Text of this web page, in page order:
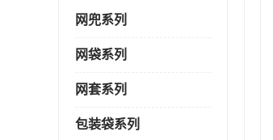
网兜系列
网袋系列
网套系列
包装袋系列